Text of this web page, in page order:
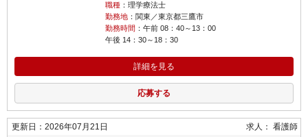
職種：理学療法士
勤務地：関東／東京都三鷹市
勤務時間 ：午前 08：40～13：00
午後 14：30～18：30
詳細を見る
応募する
更新日：2026年07月21日 求人： 看護師